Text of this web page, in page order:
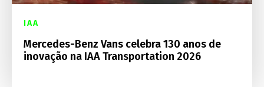
IAA
Mercedes-Benz Vans celebra 130 anos de
inovação na IAA Transportation 2026